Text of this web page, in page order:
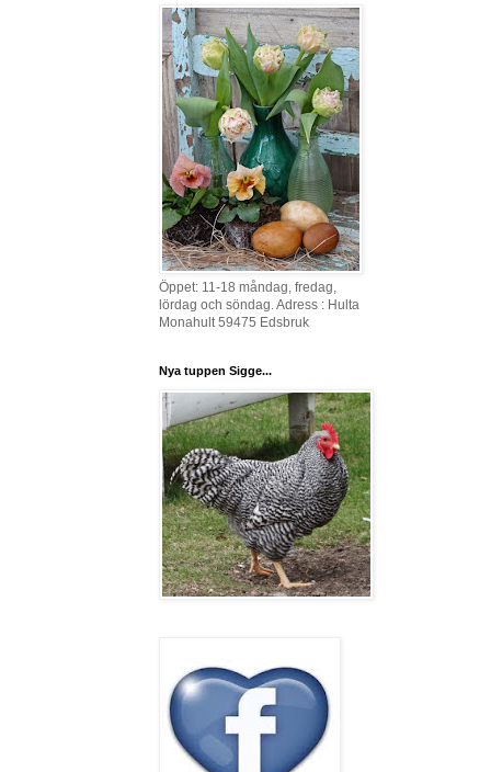
Öppet: 11-18 måndag, fredag,
lördag och söndag. Adress : Hulta
Monahult 59475 Edsbruk
Nya tuppen Sigge...